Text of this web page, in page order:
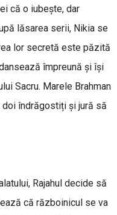
că o iubește, dar
lăsarea serii, Nikia se
lor secretă este păzită
împreună și își
Sacru. Marele Brahman
îndrăgostiți și jură să
Rajahul decide să
că războinicul se va